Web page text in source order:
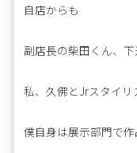
自店からも
副店長の柴田くん、
私、久佛とJrスタイリ
僕自身は展示部門で